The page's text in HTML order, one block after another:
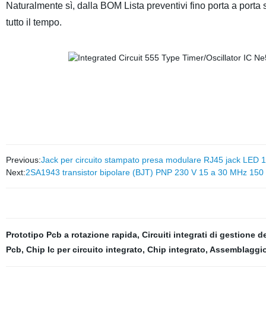
Naturalmente sì, dalla BOM Lista preventivi fino porta a
tutto il tempo.
Previous:Jack per circuito stampato presa modulare RJ45 jack LED
Next:2SA1943 transistor bipolare (BJT) PNP 230 V 15 a 30 MHz 150
Prototipo Pcb a rotazione rapida, Circuiti integrati di gestione
Pcb, Chip Ic per circuito integrato, Chip integrato,